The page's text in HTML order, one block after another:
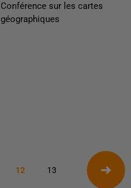
Conférence sur les cartes
géographiques
12 13